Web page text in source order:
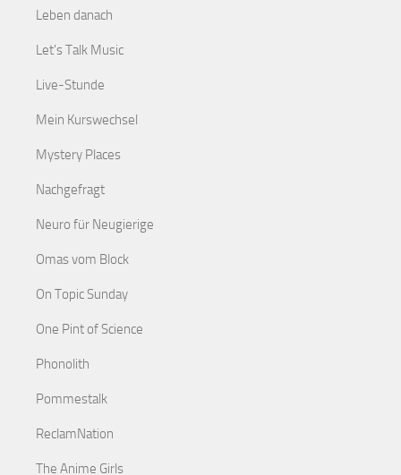
Leben danach
Let's Talk Music
Live-Stunde
Mein Kurswechsel
Mystery Places
Nachgefragt
Neuro für Neugierige
Omas vom Block
On Topic Sunday
One Pint of Science
Phonolith
Pommestalk
ReclamNation
The Anime Girls